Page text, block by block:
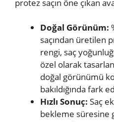
protez saçın öne çıkan
Doğal Görünüm:
saçından üretilen
rengi, saç
özel olarak
doğal görünümü
bakıldığında fark
Hızlı Sonuç: Saç
bekleme süresine